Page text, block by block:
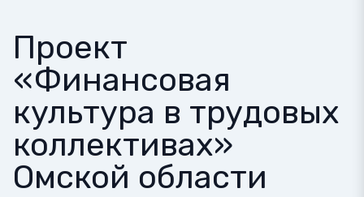
Проект
«Финансовая
культура в трудовых
коллективах»
Омской области